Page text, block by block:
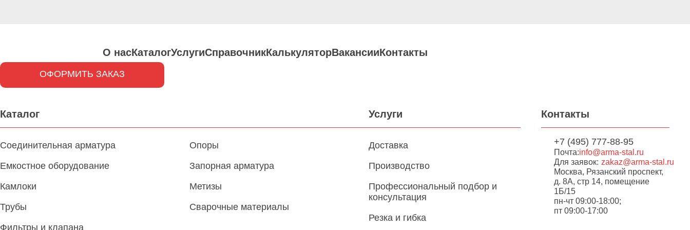
О насКаталогУслугиСправочникКалькуляторВакансииКонтакты
ОФОРМИТЬ ЗАКАЗ
Каталог
Соединительная арматура
Емкостное оборудование
Камлоки
Трубы
Фильтры и клапана
Опоры
Запорная арматура
Метизы
Сварочные материалы
Услуги
Доставка
Производство
Профессиональный подбор и
консультация
Резка и гибка
Контакты
+7 (495) 777-88-95
Почта:info@arma-stal.ru
Для заявок: zakaz@arma-stal.ru
Москва, Рязанский проспект,
д. 8А, стр 14, помещение
1Б/15
пн-чт 09:00-18:00;
пт 09:00-17:00